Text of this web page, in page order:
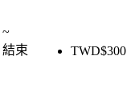
~
結束
TWD$300